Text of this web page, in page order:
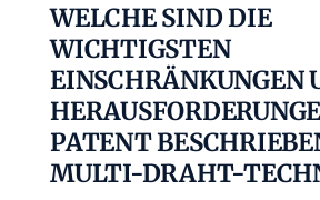
WELCHE SIND DIE
WICHTIGSTEN
EINSCHRÄNKUNGEN
PATENT
MULTI-DRAHT-